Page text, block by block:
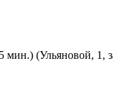
мин.) (Ульяновой, 1,